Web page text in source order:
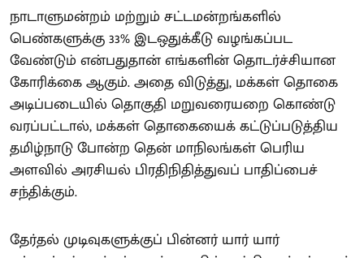
நாடாளுமன்றம் மற்றும் சட்டமன்றங்களில்
பெண்களுக்கு 33% இடஒதுக்கீடு வழங்கப்பட
வேண்டும் என்பதுதான் எங்களின் தொடர்ச்சியான
கோரிக்கை ஆகும். அதை விடுத்து, மக்கள் தொகை
அடிப்படையில் தொகுதி மறுவரையறை கொண்டு
வரப்பட்டால், மக்கள் தொகையைக் கட்டுப்படுத்திய
தமிழ்நாடு போன்ற தென் மாநிலங்கள் பெரிய
அளவில் அரசியல் பிரதிநிதித்துவப் பாதிப்பைச்
சந்திக்கும்.
தேர்தல் முடிவுகளுக்குப் பின்னர் யார் யார்